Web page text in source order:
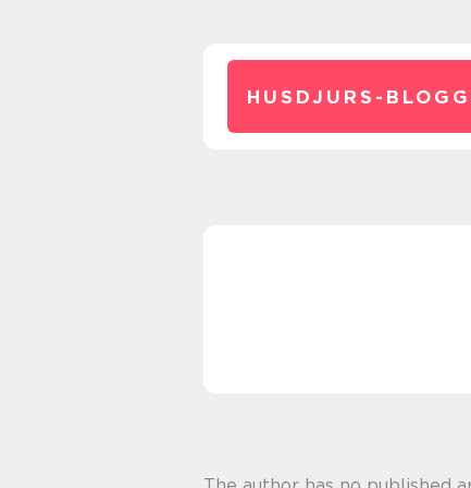
HUSDJURS-